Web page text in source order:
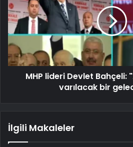
MHP lideri Devlet
varılacak bir
İlgili Makaleler